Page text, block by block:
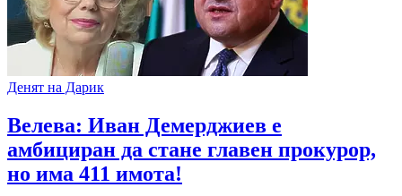
Денят на Дарик
Велева: Иван Демерджиев е
амбициран да стане главен прокурор,
но има 411 имота!